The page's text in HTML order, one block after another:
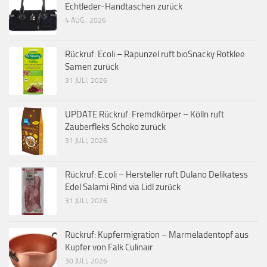
Echtleder-Handtaschen zurück
4 AUG., 2026
Rückruf: Ecoli – Rapunzel ruft bioSnacky Rotklee
Samen zurück
31 JULI, 2026
UPDATE Rückruf: Fremdkörper – Kölln ruft
Zauberfleks Schoko zurück
31 JULI, 2026
Rückruf: E.coli – Hersteller ruft Dulano Delikatess
Edel Salami Rind via Lidl zurück
31 JULI, 2026
Rückruf: Kupfermigration – Marmeladentopf aus
Kupfer von Falk Culinair
30 JULI, 2026